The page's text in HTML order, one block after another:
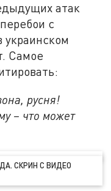
атак
с
украинском
Самое
русня!
– что может
СКРИН С ВИДЕО